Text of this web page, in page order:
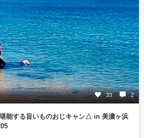
33 2
能する旨いものおじキャン△ in 美濃ヶ浜